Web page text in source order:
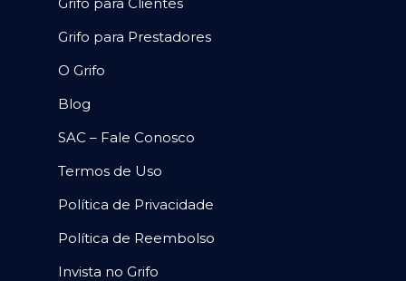
Grifo para Prestadores
O Grifo
Blog
SAC – Fale Conosco
Termos de Uso
Política de Privacidade
Política de Reembolso
Invista no Grifo